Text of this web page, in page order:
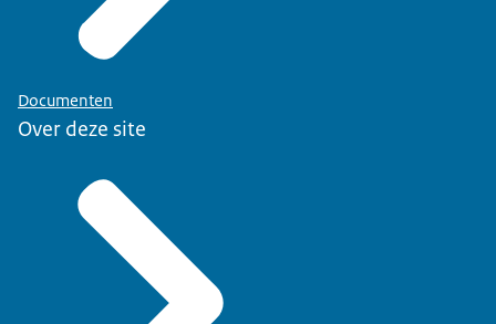
Documenten
Over deze site